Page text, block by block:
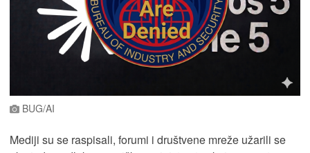
BUG/AI
Mediji su se raspisali, forumi i društvene mreže užarili se